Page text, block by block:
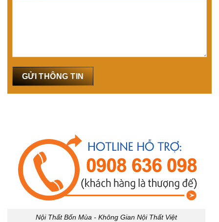
Nội Thất Bốn Mùa - Không Gian Nội Thất Việt